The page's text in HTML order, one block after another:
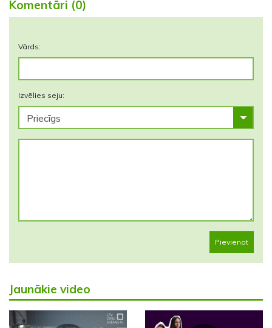
Komentāri (0)
Vārds:
Izvēlies seju:
Pievienot
Jaunākie video